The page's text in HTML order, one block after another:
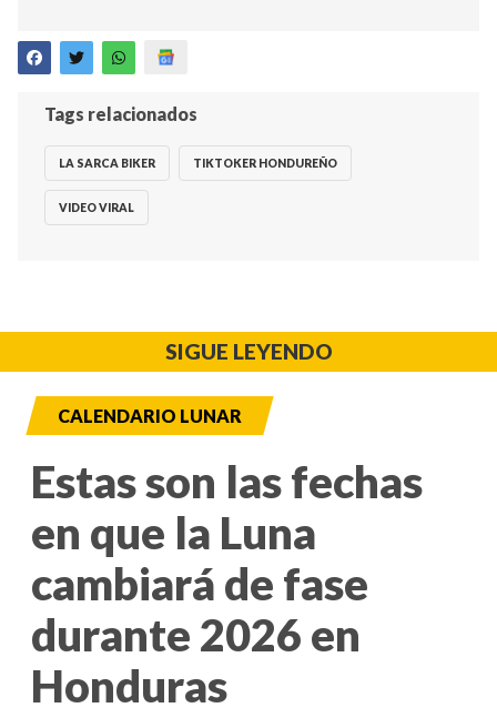
Tags relacionados
LA SARCA BIKER TIKTOKER HONDUREÑO
VIDEO VIRAL
SIGUE LEYENDO
CALENDARIO LUNAR
Estas son las fechas
en que la Luna
cambiará de fase
durante 2026 en
Honduras